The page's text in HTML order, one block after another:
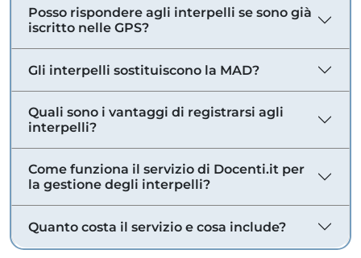
Posso rispondere agli interpelli se sono già
iscritto nelle GPS?
Gli interpelli sostituiscono la MAD?
Quali sono i vantaggi di registrarsi agli
interpelli?
Come funziona il servizio di Docenti.it per
la gestione degli interpelli?
Quanto costa il servizio e cosa include?